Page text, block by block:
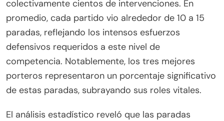
colectivamente cientos de intervenciones. En
promedio, cada partido vio alrededor de 10 a 15
paradas, reflejando los intensos esfuerzos
defensivos requeridos a este nivel de
competencia. Notablemente, los tres mejores
porteros representaron un porcentaje significativo
de estas paradas, subrayando sus roles vitales.
El análisis estadístico reveló que las paradas